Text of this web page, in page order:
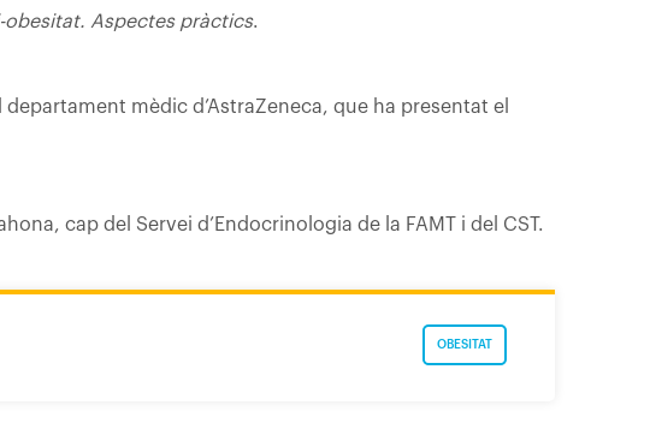
obesitat. Aspectes pràctics.
mèdic d’AstraZeneca, que ha presentat el
cap del Servei d’Endocrinologia de la FAMT i del CST.
OBESITAT